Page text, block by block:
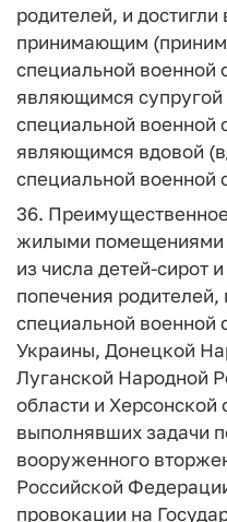
родителей, и достигли
принимающим
специальной военной
являющимся супругой
специальной военной
являющимся вдовой
специальной военной
36.
жилыми помещениями
из числа детей-сирот
попечения
специальной военной
Украины, Донецкой
Луганской Народной
области и Херсонской
выполнявших задачи
вооруженного
Российской
провокации на